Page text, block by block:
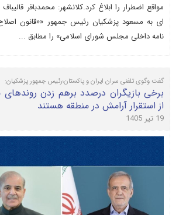
مواقع اضطرار را ابلاغ کرد.کلانشهر: محمدباقر
نامه داخلی مجلس شورای اسلامی» را مطابق ...
گفت وگوی تلفنی سران ایران و پاکستان؛رئیس جمهور پزشکیان:
برخی بازیگران درصدد برهم زدن
از استقرار آرامش در منطقه هستند
19 تیر 1405